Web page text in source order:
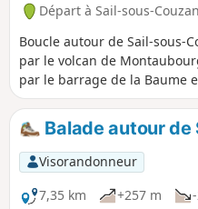
Départ à Sail-sous-
Boucle autour de Sail-sous-
par le volcan de
par le barrage de la Baume
Fées avec, sur le parcours,
sur le Château de Sail.
Balade autour
Visorandonneur
7,35 km
+257 m